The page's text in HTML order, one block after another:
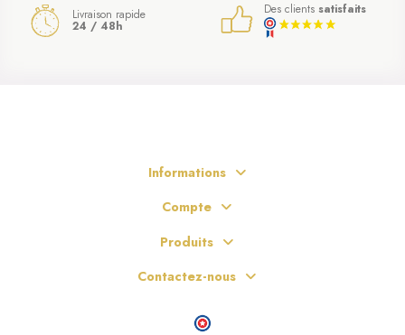
Livraison rapide
24 / 48h
Des clients satisfaits
Informations
Compte
Produits
Contactez-nous